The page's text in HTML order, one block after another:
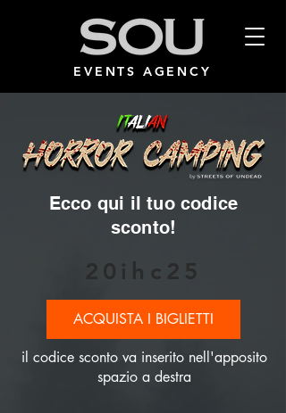
EVENTS AGENCY
Ecco qui il tuo codice
sconto!
20ihc25
ACQUISTA I BIGLIETTI
il codice sconto va inserito nell'apposito
spazio a destra